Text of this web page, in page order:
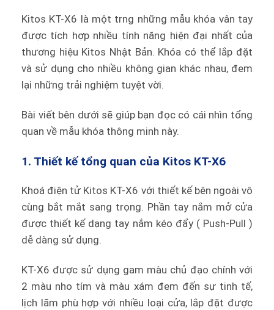
Kitos KT-X6 là một trng những mẫu khóa vân tay
được tích hợp nhiều tính năng hiện đại nhất của
thương hiệu Kitos Nhật Bản. Khóa có thể lắp đặt
và sử dụng cho nhiều không gian khác nhau, đem
lại những trải nghiệm tuyệt vời.
Bài viết bên dưới sẽ giúp bạn đọc có cái nhìn tổng
quan về mẫu khóa thông minh này.
1. Thiết kế tổng quan của Kitos KT-X6
Khoá điện tử Kitos KT-X6 với thiết kế bên ngoài vô
cùng bắt mắt sang trọng. Phần tay nắm mở cửa
được thiết kế dạng tay nắm kéo đẩy ( Push-Pull )
dễ dàng sử dụng.
KT-X6 được sử dụng gam màu chủ đạo chính với
2 màu nho tím và màu xám đem đến sự tinh tế,
lịch lãm phù hợp với nhiều loại cửa, lắp đặt được